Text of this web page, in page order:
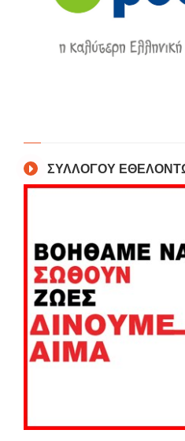
ΣΥΛΛΟΓΟΥ